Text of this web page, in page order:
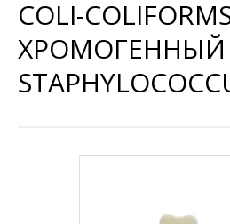
COLI-
ХРОМОГЕННЫЙ